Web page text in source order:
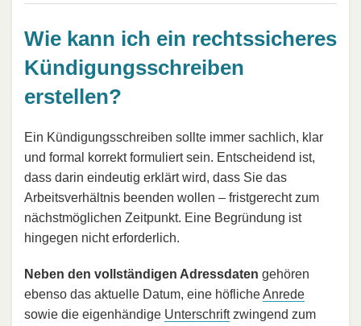
Wie kann ich ein rechtssicheres
Kündigungsschreiben
erstellen?
Ein Kündigungsschreiben sollte immer sachlich, klar
und formal korrekt formuliert sein. Entscheidend ist,
dass darin eindeutig erklärt wird, dass Sie das
Arbeitsverhältnis beenden wollen – fristgerecht zum
nächstmöglichen Zeitpunkt. Eine Begründung ist
hingegen nicht erforderlich.
Neben den vollständigen Adressdaten gehören
ebenso das aktuelle Datum, eine höflicheAnrede
sowie die eigenhändige Unterschriftzwingend zum